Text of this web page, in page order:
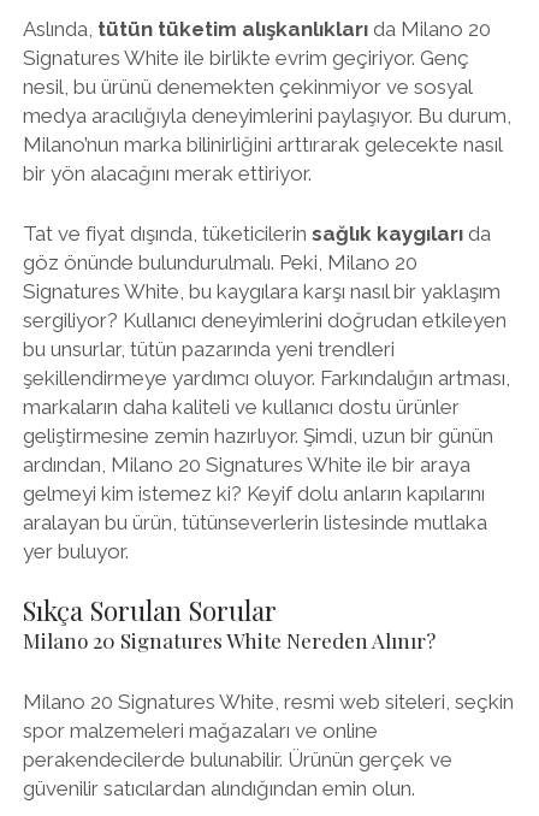
Aslında, tütün tüketim alışkanlıklarıda Milano 20
Signatures White ile birlikte evrim geçiriyor. Genç
nesil, bu ürünü denemekten çekinmiyor ve sosyal
medya aracılığıyla deneyimlerini paylaşıyor. Bu durum,
Milano’nun marka bilinirliğini arttırarak gelecekte nasıl
bir yön alacağını merak ettiriyor.
Tat ve fiyat dışında, tüketicilerin sağlık kaygılarıda
göz önünde bulundurulmalı. Peki, Milano 20
Signatures White, bu kaygılara karşı nasıl bir yaklaşım
sergiliyor? Kullanıcı deneyimlerini doğrudan etkileyen
bu unsurlar, tütün pazarında yeni trendleri
şekillendirmeye yardımcı oluyor. Farkındalığın artması,
markaların daha kaliteli ve kullanıcı dostu ürünler
geliştirmesine zemin hazırlıyor. Şimdi, uzun bir günün
ardından, Milano 20 Signatures White ile bir araya
gelmeyi kim istemez ki? Keyif dolu anların kapılarını
aralayan bu ürün, tütünseverlerin listesinde mutlaka
yer buluyor.
Sıkça Sorulan Sorular
Milano 20 Signatures White Nereden Alınır?
Milano 20 Signatures White, resmi web siteleri, seçkin
spor malzemeleri mağazaları ve online
perakendecilerde bulunabilir. Ürünün gerçek ve
güvenilir satıcılardan alındığından emin olun.